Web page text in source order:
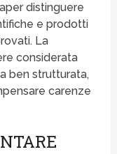
distinguere
e prodotti
La
considerata
ben strutturata,
carenze